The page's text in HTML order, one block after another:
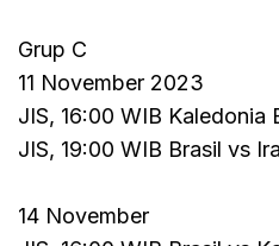
Grup C
11 November 2023
JIS, 16:00 WIB Kaledonia
JIS, 19:00 WIB Brasil vs
14 November